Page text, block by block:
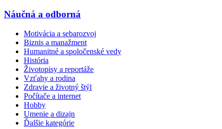
Náučná a odborná
Motivácia a sebarozvoj
Biznis a manažment
Humanitné a spoločenské vedy
História
Životopisy a reportáže
Vzťahy a rodina
Zdravie a životný štýl
Počítače a internet
Hobby
Umenie a dizajn
Ďalšie kategórie